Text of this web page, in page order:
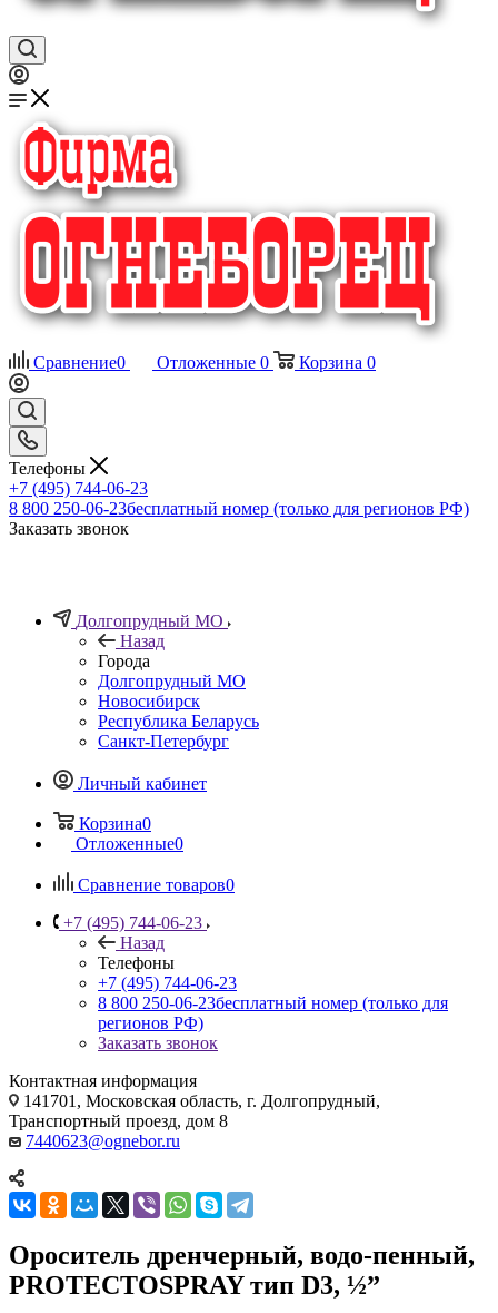
Сравнение0 Отложенные 0 Корзина 0
Телефоны
+7 (495) 744-06-23
8 800 250-06-23бесплатный номер (только для регионов РФ)
Заказать звонок
Долгопрудный МО
Назад
Города
Долгопрудный МО
Новосибирск
Республика Беларусь
Санкт-Петербург
Личный кабинет
Корзина0
Отложенные0
Сравнение товаров0
+7 (495) 744-06-23
Назад
Телефоны
+7 (495) 744-06-23
8 800 250-06-23бесплатный номер (только для
регионов РФ)
Заказать звонок
Контактная информация
141701, Московская область, г. Долгопрудный,
Транспортный проезд, дом 8
7440623@ognebor.ru
Ороситель дренчерный, водо-пенный,
PROTECTOSPRAY тип D3, ½”